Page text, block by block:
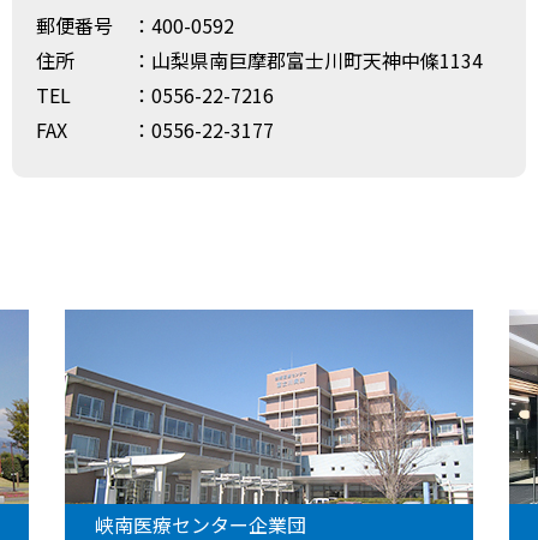
郵便番号
：400-0592
住所
：山梨県南巨摩郡富士川町天神中條1134
TEL
：0556-22-7216
FAX
：0556-22-3177
峡南医療センター企業団